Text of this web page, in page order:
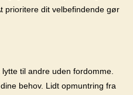
prioritere dit velbefindende gør
til andre uden fordomme.
behov. Lidt opmuntring fra